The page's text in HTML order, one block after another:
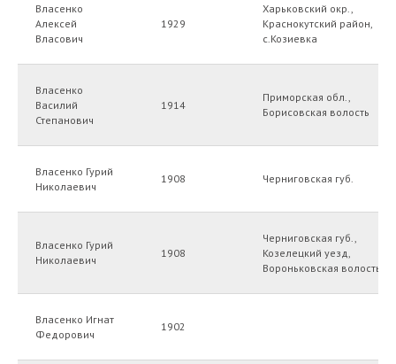
Власенко
Алексей
Власович
1929
Харьковский окр.,
Краснокутский район,
с.Козиевка
Власенко
Василий
Степанович
1914
Приморская обл.,
Борисовская волость
Власенко Гурий
Николаевич
1908 Черниговская губ.
Власенко Гурий
Николаевич
1908
Черниговская губ.,
Козелецкий уезд,
Вороньковская волость
Власенко Игнат
Федорович
1902
Остались вопросы?
Задайте вопрос
Политика конфиденциальности
О компании